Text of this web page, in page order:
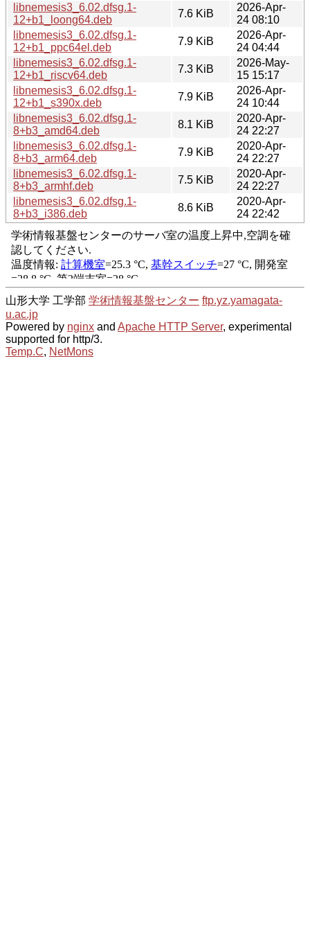
libnemesis3_6.02.dfsg.1-
12+b1_loong64.deb
7.6 KiB
2026-Apr-
24 08:10
libnemesis3_6.02.dfsg.1-
12+b1_ppc64el.deb
7.9 KiB
2026-Apr-
24 04:44
libnemesis3_6.02.dfsg.1-
12+b1_riscv64.deb
7.3 KiB
2026-May-
15 15:17
libnemesis3_6.02.dfsg.1-
12+b1_s390x.deb
7.9 KiB
2026-Apr-
24 10:44
libnemesis3_6.02.dfsg.1-
8+b3_amd64.deb
8.1 KiB
2020-Apr-
24 22:27
libnemesis3_6.02.dfsg.1-
8+b3_arm64.deb
7.9 KiB
2020-Apr-
24 22:27
libnemesis3_6.02.dfsg.1-
8+b3_armhf.deb
7.5 KiB
2020-Apr-
24 22:27
libnemesis3_6.02.dfsg.1-
8+b3_i386.deb
8.6 KiB
2020-Apr-
24 22:42
山形大学 工学部 学術情報基盤センター ftp.yz.yamagata-
u.ac.jp
Powered by nginx and Apache HTTP Server, experimental
supported for http/3.
Temp.C, NetMons